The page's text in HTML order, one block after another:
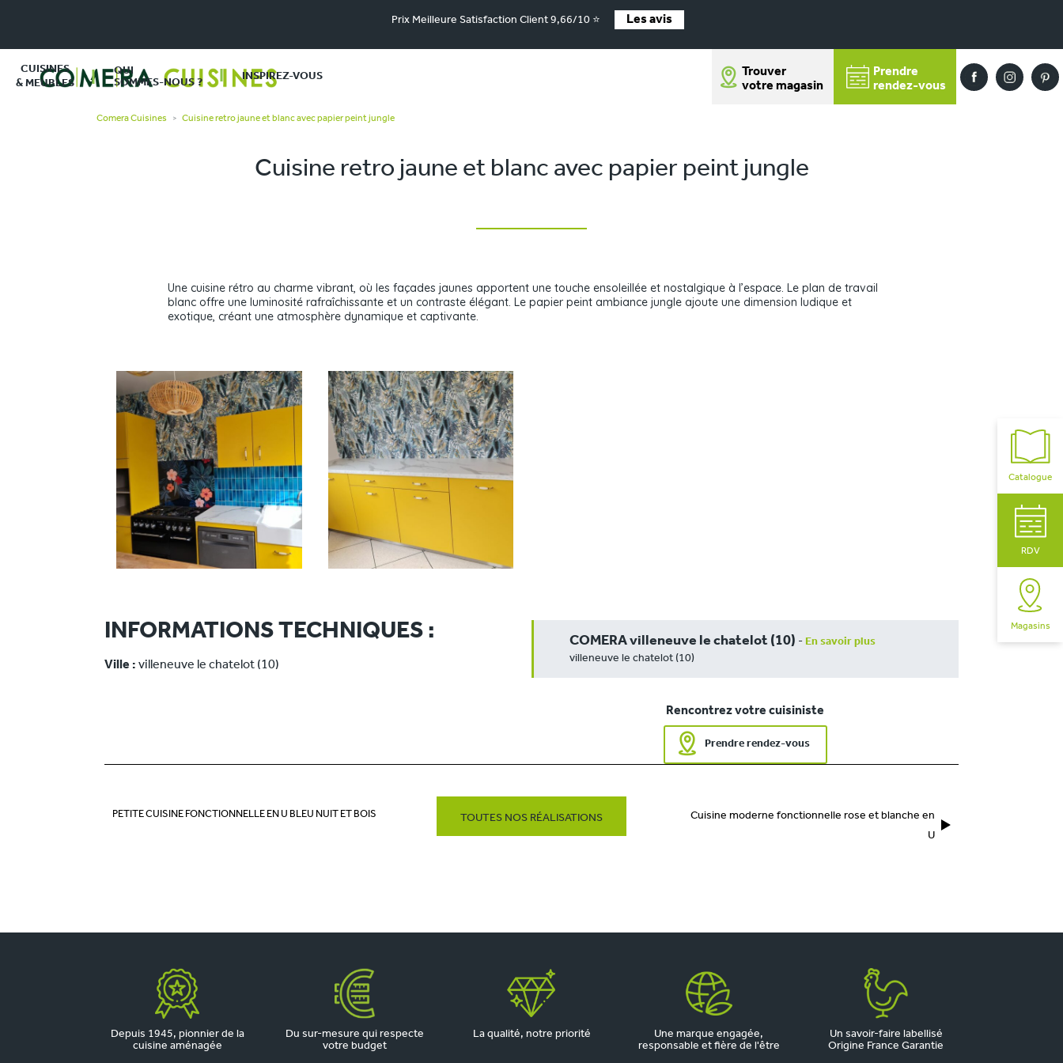
Prix Meilleure Satisfaction Client 9,66/10 ⭐ Les avis
CUISINES
& MEUBLES
QUI
SOMMES-NOUS ?
INSPIREZ-VOUS
Trouver
votre magasin
Prendre
rendez-vous
Catalogue
RDV
Magasins
Comera Cuisines > Cuisine retro jaune et blanc avec papier peint jungle
Cuisine retro jaune et blanc avec papier peint jungle
Une cuisine rétro au charme vibrant, où les façades jaunes apportent une touche ensoleillée et nostalgique à l’espace. Le plan de travail
blanc offre une luminosité rafraîchissante et un contraste élégant. Le papier peint ambiance jungle ajoute une dimension ludique et
exotique, créant une atmosphère dynamique et captivante.
INFORMATIONS TECHNIQUES :
Ville : villeneuve le chatelot (10)
COMERA villeneuve le chatelot (10) - En savoir plus
villeneuve le chatelot (10)
Rencontrez votre cuisiniste
Prendre rendez-vous
PETITE CUISINE FONCTIONNELLE EN U BLEU NUIT ET BOIS TOUTES NOS RÉALISATIONS
Cuisine moderne fonctionnelle rose et blanche en
U
Depuis 1945, pionnier de la
cuisine aménagée
Du sur-mesure qui respecte
votre budget
La qualité, notre priorité
Une marque engagée,
responsable et fière de l'être
Un savoir-faire labellisé
Origine France Garantie